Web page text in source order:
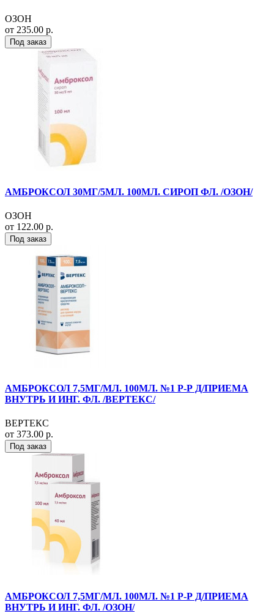
ОЗОН
от 235.00 р.
Под заказ
АМБРОКСОЛ 30МГ/5МЛ. 100МЛ. СИРОП ФЛ. /ОЗОН/
ОЗОН
от 122.00 р.
Под заказ
АМБРОКСОЛ 7,5МГ/МЛ. 100МЛ. №1 Р-Р Д/ПРИЕМА
ВНУТРЬ И ИНГ. ФЛ. /ВЕРТЕКС/
ВЕРТЕКС
от 373.00 р.
Под заказ
АМБРОКСОЛ 7,5МГ/МЛ. 100МЛ. №1 Р-Р Д/ПРИЕМА
ВНУТРЬ И ИНГ. ФЛ. /ОЗОН/